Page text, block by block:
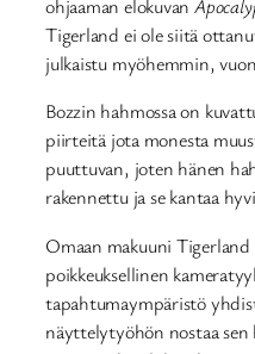
ohjaaman elokuvan
Tigerland ei ole siitä
julkaistu myöhemmin,
Bozzin hahmossa on
piirteitä jota monesta
puuttuvan, joten hänen
rakennettu ja se kantaa
Omaan makuuni
poikkeuksellinen
tapahtumaympäristö
näyttelytyöhön nostaa sen